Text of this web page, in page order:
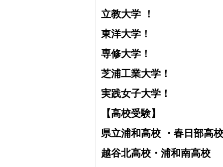
立教大学 ！
東洋大学！
専修大学！
芝浦工業大学！
実践女子大学！
【高校受験】
県立浦和高校 ・ 春日部高校
越谷北高校・ 浦和南高校